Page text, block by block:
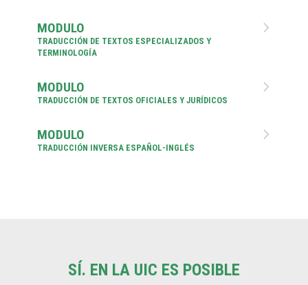
MODULO

TRADUCCIÓN DE TEXTOS ESPECIALIZADOS Y
TERMINOLOGÍA
MODULO

TRADUCCIÓN DE TEXTOS OFICIALES Y JURÍDICOS
MODULO

TRADUCCIÓN INVERSA ESPAÑOL-INGLÉS
SÍ. EN LA UIC ES POSIBLE